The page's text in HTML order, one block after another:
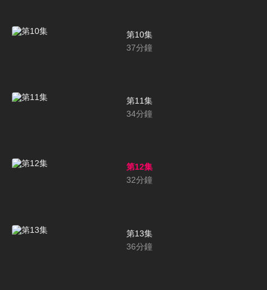
第10集
37分鐘
第11集
34分鐘
第12集
32分鐘
第13集
36分鐘